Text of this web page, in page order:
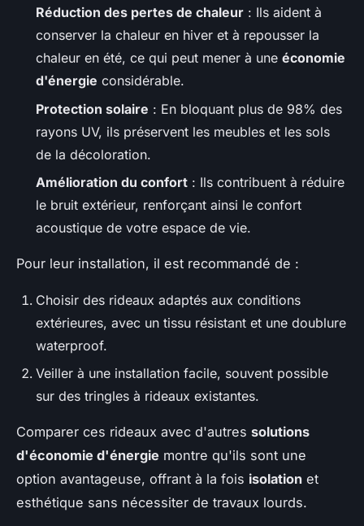
Réduction des pertes de chaleur : Ils aident à
conserver la chaleur en hiver et à repousser la
chaleur en été, ce qui peut mener à une économie
d'énergie considérable.
Protection solaire : En bloquant plus de 98% des
rayons UV, ils préservent les meubles et les sols
de la décoloration.
Amélioration du confort : Ils contribuent à réduire
le bruit extérieur, renforçant ainsi le confort
acoustique de votre espace de vie.
Pour leur installation, il est recommandé de :
Choisir des rideaux adaptés aux conditions
extérieures, avec un tissu résistant et une doublure
waterproof.
Veiller à une installation facile, souvent possible
sur des tringles à rideaux existantes.
Comparer ces rideaux avec d'autres solutions
d'économie d'énergie montre qu'ils sont une
option avantageuse, offrant à la fois isolation et
esthétique sans nécessiter de travaux lourds.